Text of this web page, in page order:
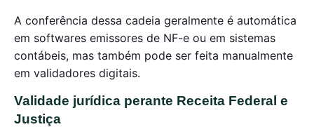
A conferência dessa cadeia geralmente é automática
em softwares emissores de NF-e ou em sistemas
contábeis, mas também pode ser feita manualmente
em validadores digitais.
Validade jurídica perante Receita Federal e
Justiça